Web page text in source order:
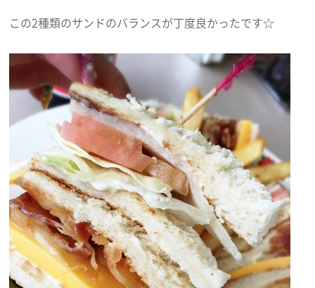
この2種類のサンドのバランスが丁度良かったです☆